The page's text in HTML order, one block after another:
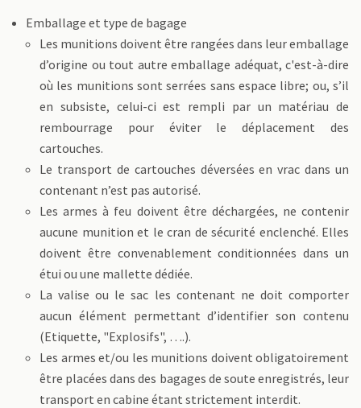
Emballage et type de bagage
Les munitions doivent être rangées dans leur emballage
d’origine ou tout autre emballage adéquat, c'est-à-dire
où les munitions sont serrées sans espace libre; ou, s’il
en subsiste, celui-ci est rempli par un matériau de
rembourrage pour éviter le déplacement des
cartouches.
Le transport de cartouches déversées en vrac dans un
contenant n’est pas autorisé.
Les armes à feu doivent être déchargées, ne contenir
aucune munition et le cran de sécurité enclenché. Elles
doivent être convenablement conditionnées dans un
étui ou une mallette dédiée.
La valise ou le sac les contenant ne doit comporter
aucun élément permettant d’identifier son contenu
(Etiquette, "Explosifs", ….).
Les armes et/ou les munitions doivent obligatoirement
être placées dans des bagages de soute enregistrés, leur
transport en cabine étant strictement interdit.